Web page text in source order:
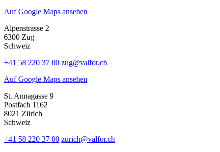
Auf Google Maps ansehen
Alpenstrasse 2
6300 Zug
Schweiz
+41 58 220 37 00 zug@valfor.ch
Auf Google Maps ansehen
St. Annagasse 9
Postfach 1162
8021 Zürich
Schweiz
+41 58 220 37 00 zurich@valfor.ch